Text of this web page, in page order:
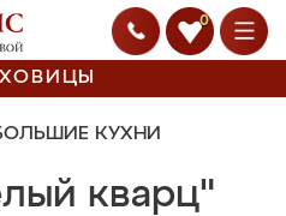
0
КУХНИ
кварц"